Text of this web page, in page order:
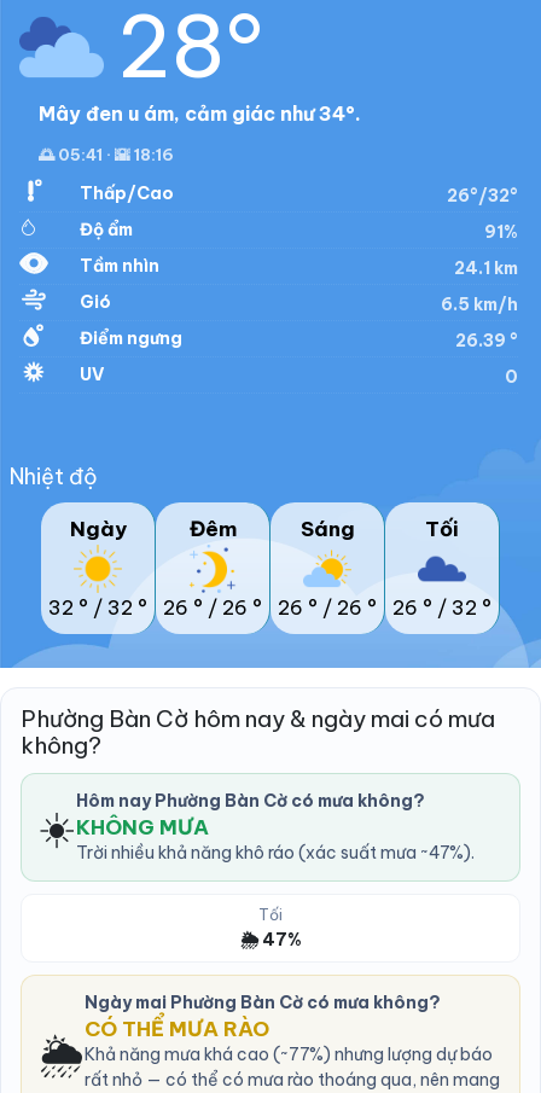
28°
Mây đen u ám, cảm giác như 34°.
🌅 05:41 · 🌇 18:16
Thấp/Cao
26°/32°
Độ ẩm
91%
Tầm nhìn
24.1 km
Gió
6.5 km/h
Điểm ngưng
26.39 °
UV
0
Nhiệt độ
Ngày
32 ° / 32 °
Đêm
26 ° / 26 °
Sáng
26 ° / 26 °
Tối
26 ° / 32 °
Phường Bàn Cờ hôm nay & ngày mai có mưa
không?
☀️ Hôm nay Phường Bàn Cờ có mưa không?
KHÔNG MƯA
Trời nhiều khả năng khô ráo (xác suất mưa ~47%).
Tối
🌦️ 47%
🌦️
Ngày mai Phường Bàn Cờ có mưa không?
CÓ THỂ MƯA RÀO
Khả năng mưa khá cao (~77%) nhưng lượng dự báo
rất nhỏ — có thể có mưa rào thoáng qua, nên mang